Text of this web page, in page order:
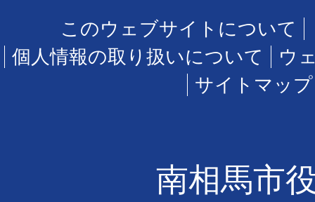
このウェブサイトについて
個人情報の取り扱いについて
ウ
サイトマップ
南相馬市